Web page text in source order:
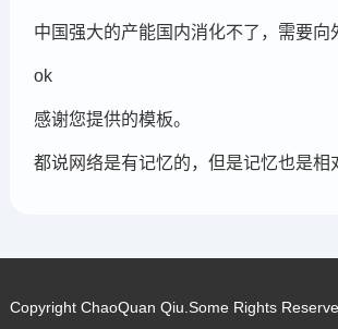
中国强大的产能国内消化不了，需要向
ok
感谢您提供的模板。
Copyright ChaoQuan Qiu.Some Rights